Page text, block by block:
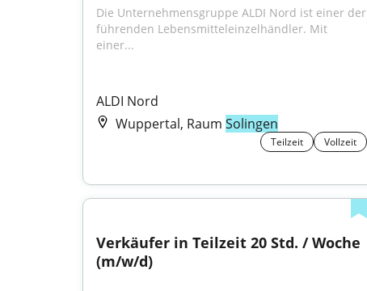
Die Unternehmensgruppe ALDI Nord ist einer der
führenden Lebensmitteleinzelhändler. Mit
einer...
ALDI Nord
Wuppertal, Raum Solingen
Teilzeit Vollzeit
Verkäufer in Teilzeit 20 Std. / Woche
(m/w/d)